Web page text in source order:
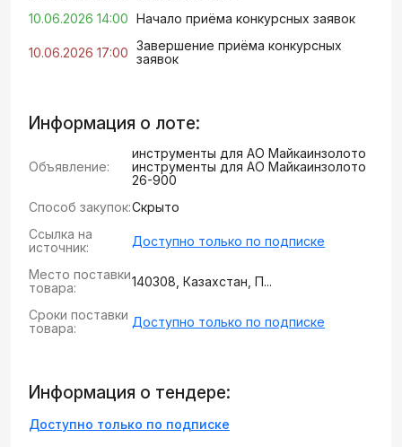
10.06.2026 14:00 Начало приёма конкурсных заявок
10.06.2026 17:00 Завершение приёма конкурсных
заявок
Информация о лоте:
Объявление:
инструменты для АО Майкаинзолото
инструменты для АО Майкаинзолото
26-900
Способ закупок:Скрыто
Ссылка на
источник:
Доступно только по подписке
Место поставки
товара:
140308, Казахстан, П...
Сроки поставки
товара:
Доступно только по подписке
Информация о тендере:
Доступно только по подписке